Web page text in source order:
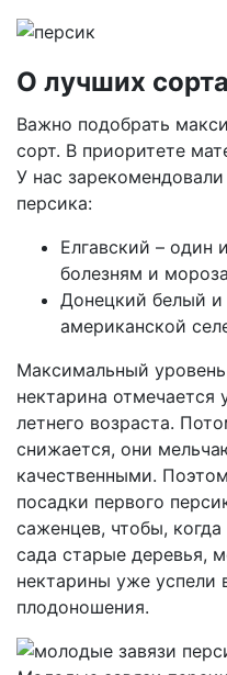
О лучших
Важно подобрать
сорт. В приоритете
У нас
персика:
Елгавский – один
болезням и
Донецкий белый и
американской
Максимальный
нектарина отмечается
летнего возраста.
снижается, они
качественными.
посадки первого
саженцев, чтобы,
сада старые деревья,
нектарины уже успели
плодоношения.